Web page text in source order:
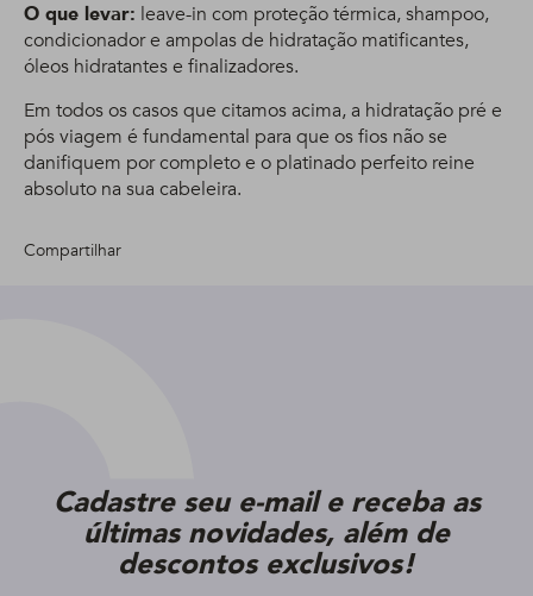
O que levar: leave-in com proteção térmica, shampoo,
condicionador e ampolas de hidratação matificantes,
óleos hidratantes e finalizadores.
Em todos os casos que citamos acima, a hidratação pré e
pós viagem é fundamental para que os fios não se
danifiquem por completo e o platinado perfeito reine
absoluto na sua cabeleira.
Compartilhar
Cadastre seu e-mail e receba as
últimas novidades, além de
descontos exclusivos!